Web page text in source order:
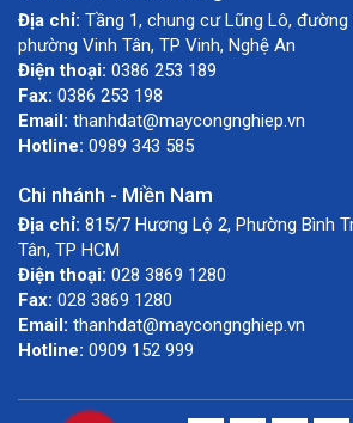
Địa chỉ: Tầng 1, chung cư Lũng Lô, đường
phường Vinh Tân, TP Vinh, Nghệ An
Điện thoại: 0386 253 189
Fax: 0386 253 198
Email: thanhdat@maycongnghiep.vn
Hotline: 0989 343 585
Chi nhánh - Miền Nam
Địa chỉ: 815/7 Hương Lộ 2, Phường Bình
Tân, TP HCM
Điện thoại: 028 3869 1280
Fax: 028 3869 1280
Email: thanhdat@maycongnghiep.vn
Hotline: 0909 152 999